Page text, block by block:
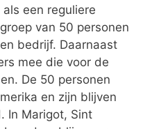
een reguliere
van 50 personen
bedrijf. Daarnaast
mee die voor de
De 50 personen
en zijn blijven
In Marigot, Sint